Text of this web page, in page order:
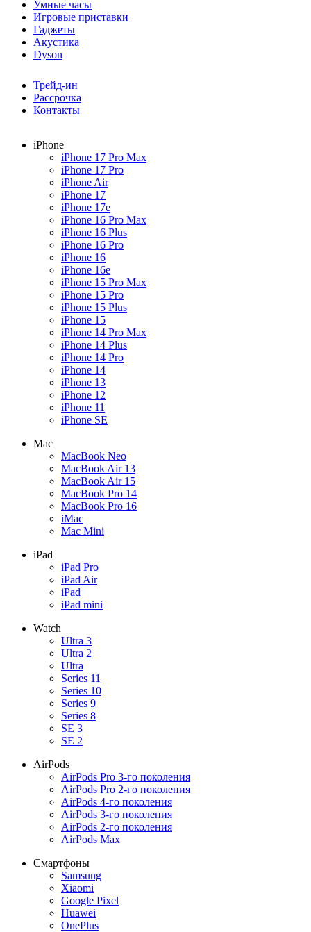
Умные часы
Игровые приставки
Гаджеты
Акустика
Dyson
Трейд-ин
Рассрочка
Контакты
iPhone
iPhone 17 Pro Max
iPhone 17 Pro
iPhone Air
iPhone 17
iPhone 17e
iPhone 16 Pro Max
iPhone 16 Plus
iPhone 16 Pro
iPhone 16
iPhone 16e
iPhone 15 Pro Max
iPhone 15 Pro
iPhone 15 Plus
iPhone 15
iPhone 14 Pro Max
iPhone 14 Plus
iPhone 14 Pro
iPhone 14
iPhone 13
iPhone 12
iPhone 11
iPhone SE
Mac
MacBook Neo
MacBook Air 13
MacBook Air 15
MacBook Pro 14
MacBook Pro 16
iMac
Mac Mini
iPad
iPad Pro
iPad Air
iPad
iPad mini
Watch
Ultra 3
Ultra 2
Ultra
Series 11
Series 10
Series 9
Series 8
SE 3
SE 2
AirPods
AirPods Pro 3-го поколения
AirPods Pro 2-го поколения
AirPods 4-го поколения
AirPods 3-го поколения
AirPods 2-го поколения
AirPods Max
Смартфоны
Samsung
Xiaomi
Google Pixel
Huawei
OnePlus